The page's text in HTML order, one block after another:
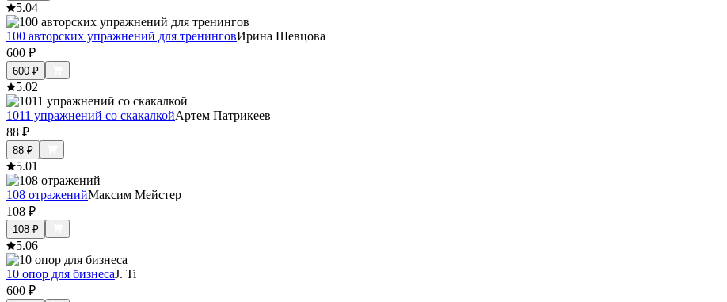
5.04
100 авторских упражнений для тренинговИрина Шевцова
600 ₽
600 ₽
5.02
1011 упражнений со скакалкойАртем Патрикеев
88 ₽
88 ₽
5.01
108 отраженийМаксим Мейстер
108 ₽
108 ₽
5.06
10 опор для бизнесаJ. Ti
600 ₽